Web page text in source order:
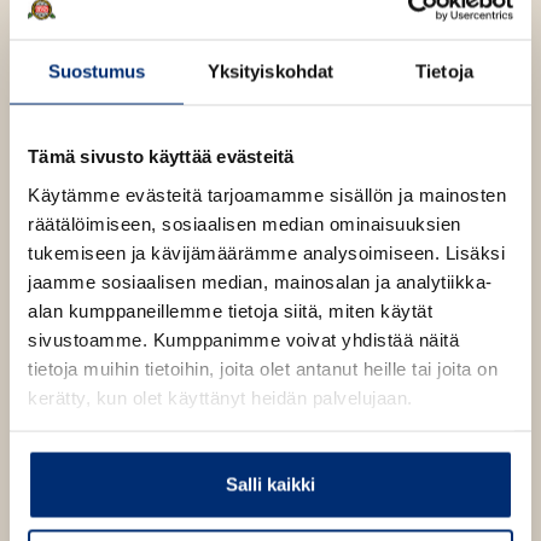
Suostumus Yksityiskohdat Tietoja
Tämä sivusto käyttää evästeitä
Käytämme evästeitä tarjoamamme sisällön ja mainosten
räätälöimiseen, sosiaalisen median ominaisuuksien
tukemiseen ja kävijämäärämme analysoimiseen. Lisäksi
jaamme sosiaalisen median, mainosalan ja analytiikka-
alan kumppaneillemme tietoja siitä, miten käytät
sivustoamme. Kumppanimme voivat yhdistää näitä
tietoja muihin tietoihin, joita olet antanut heille tai joita on
kerätty, kun olet käyttänyt heidän palvelujaan.
Salli kaikki
Akseli Heikkilä
Akseli Heikkilä (s. 1984) on työskennellyt muun muassa
freelancer-toimittajana, käsikirjoittajana,
musiikkipäällikkönä ja verkkotuottajana. Heikkilä on
kotoisin Torniojokilaaksosta Kukkolan kylästa ja asuu
nykyisin Helsingissä.
Lapin kirjallisuusseuran Lapillinen-lehdessä. Hän on
opiskellut kirjoittamista Kriittisessä korkeakoulussa.